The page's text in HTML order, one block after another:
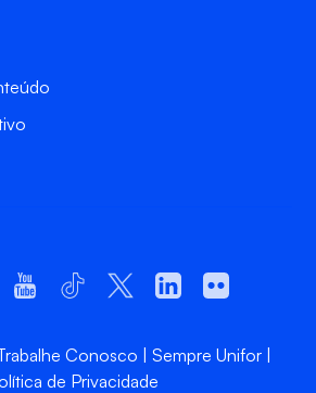
Conosco
Sempre Unifor
de Privacidade